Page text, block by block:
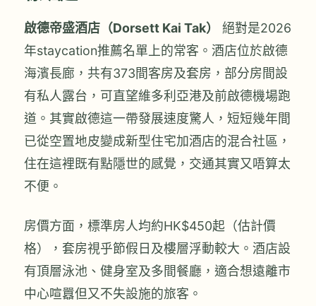
啟德帝盛酒店（Dorsett Kai Tak）
絕對是2026
年staycation推薦名單上的常客。酒店位於啟德
海濱長廊，共有373間客房及套房，部分房間設
有私人露台，可直望維多利亞港及前啟德機場跑
道。其實啟德這一帶發展速度驚人，短短幾年間
已從空置地皮變成新型住宅加酒店的混合社區，
住在這裡既有點隱世的感覺，交通其實又唔算太
不便。
房價方面，標準房人均約HK$450起（估計價
格），套房視乎節假日及樓層浮動較大。酒店設
有頂層泳池、健身室及多間餐廳，適合想遠離市
中心喧囂但又不失設施的旅客。